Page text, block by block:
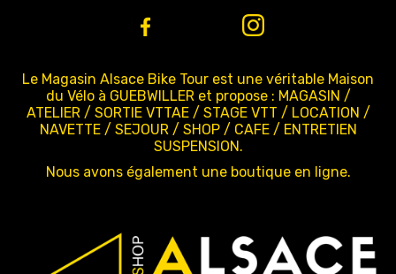
Le Magasin Alsace Bike Tour est une véritable Maison
du Vélo à GUEBWILLER et propose : MAGASIN /
ATELIER / SORTIE VTTAE / STAGE VTT / LOCATION /
NAVETTE / SEJOUR / SHOP / CAFE / ENTRETIEN
SUSPENSION.
Nous avons également une boutique en ligne.